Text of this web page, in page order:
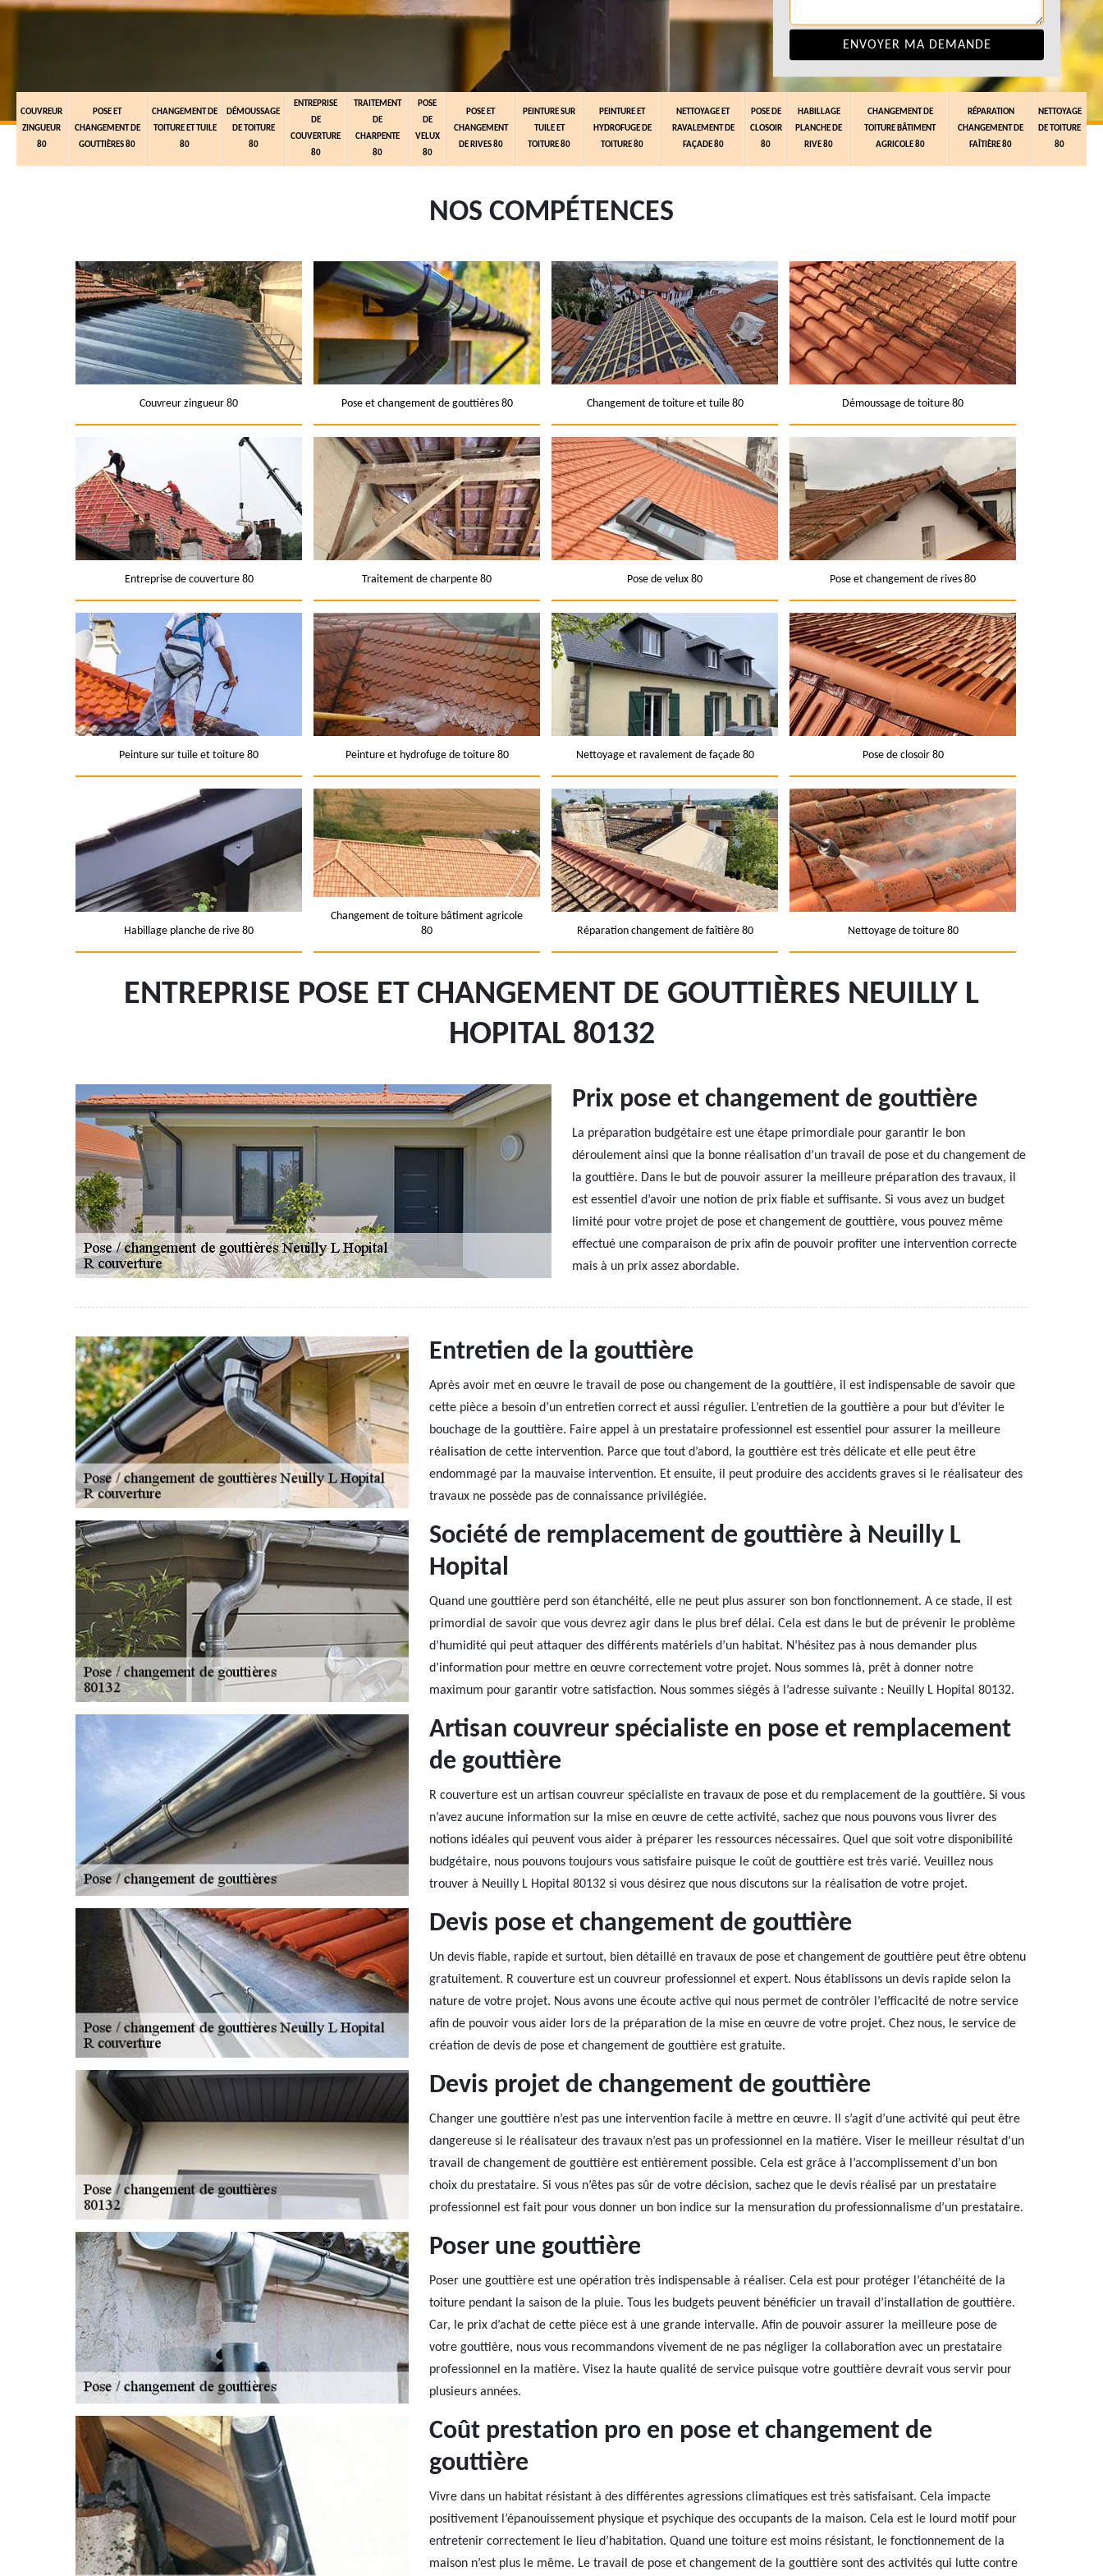
COUVREUR
ZINGUEUR
80
POSE ET
CHANGEMENT DE
GOUTTIÈRES 80
CHANGEMENT DE
TOITURE ET TUILE
80
DÉMOUSSAGE
DE TOITURE
80
ENTREPRISE
DE
COUVERTURE
80
TRAITEMENT
DE
CHARPENTE
80
POSE
DE
VELUX
80
POSE ET
CHANGEMENT
DE RIVES 80
PEINTURE SUR
TUILE ET
TOITURE 80
PEINTURE ET
HYDROFUGE DE
TOITURE 80
NETTOYAGE ET
RAVALEMENT DE
FAÇADE 80
POSE DE
CLOSOIR
80
HABILLAGE
PLANCHE DE
RIVE 80
CHANGEMENT DE
TOITURE BÂTIMENT
AGRICOLE 80
RÉPARATION
CHANGEMENT DE
FAÎTIÈRE 80
NETTOYAGE
DE TOITURE
80
NOS COMPÉTENCES
Couvreur zingueur 80 Pose et changement de gouttières 80 Changement de toiture et tuile 80 Démoussage de toiture 80
Entreprise de couverture 80 Traitement de charpente 80 Pose de velux 80 Pose et changement de rives 80
Peinture sur tuile et toiture 80 Peinture et hydrofuge de toiture 80 Nettoyage et ravalement de façade 80 Pose de closoir 80
Habillage planche de rive 80
Changement de toiture bâtiment agricole
80
Réparation changement de faîtière 80 Nettoyage de toiture 80
ENTREPRISE POSE ET CHANGEMENT DE GOUTTIÈRES NEUILLY L
HOPITAL 80132
Prix pose et changement de gouttière
La préparation budgétaire est une étape primordiale pour garantir le bon
déroulement ainsi que la bonne réalisation d’un travail de pose et du changement de
la gouttière. Dans le but de pouvoir assurer la meilleure préparation des travaux, il
est essentiel d’avoir une notion de prix fiable et suffisante. Si vous avez un budget
limité pour votre projet de pose et changement de gouttière, vous pouvez même
effectué une comparaison de prix afin de pouvoir profiter une intervention correcte
mais à un prix assez abordable.
Entretien de la gouttière
Après avoir met en œuvre le travail de pose ou changement de la gouttière, il est indispensable de savoir que
cette pièce a besoin d’un entretien correct et aussi régulier. L’entretien de la gouttière a pour but d’éviter le
bouchage de la gouttière. Faire appel à un prestataire professionnel est essentiel pour assurer la meilleure
réalisation de cette intervention. Parce que tout d’abord, la gouttière est très délicate et elle peut être
endommagé par la mauvaise intervention. Et ensuite, il peut produire des accidents graves si le réalisateur des
travaux ne possède pas de connaissance privilégiée.
Société de remplacement de gouttière à Neuilly L
Hopital
Quand une gouttière perd son étanchéité, elle ne peut plus assurer son bon fonctionnement. A ce stade, il est
primordial de savoir que vous devrez agir dans le plus bref délai. Cela est dans le but de prévenir le problème
d’humidité qui peut attaquer des différents matériels d’un habitat. N’hésitez pas à nous demander plus
d’information pour mettre en œuvre correctement votre projet. Nous sommes là, prêt à donner notre
maximum pour garantir votre satisfaction. Nous sommes siégés à l’adresse suivante : Neuilly L Hopital 80132.
Artisan couvreur spécialiste en pose et remplacement
de gouttière
R couverture est un artisan couvreur spécialiste en travaux de pose et du remplacement de la gouttière. Si vous
n’avez aucune information sur la mise en œuvre de cette activité, sachez que nous pouvons vous livrer des
notions idéales qui peuvent vous aider à préparer les ressources nécessaires. Quel que soit votre disponibilité
budgétaire, nous pouvons toujours vous satisfaire puisque le coût de gouttière est très varié. Veuillez nous
trouver à Neuilly L Hopital 80132 si vous désirez que nous discutons sur la réalisation de votre projet.
Devis pose et changement de gouttière
Un devis fiable, rapide et surtout, bien détaillé en travaux de pose et changement de gouttière peut être obtenu
gratuitement. R couverture est un couvreur professionnel et expert. Nous établissons un devis rapide selon la
nature de votre projet. Nous avons une écoute active qui nous permet de contrôler l’efficacité de notre service
afin de pouvoir vous aider lors de la préparation de la mise en œuvre de votre projet. Chez nous, le service de
création de devis de pose et changement de gouttière est gratuite.
Devis projet de changement de gouttière
Changer une gouttière n’est pas une intervention facile à mettre en œuvre. Il s’agit d’une activité qui peut être
dangereuse si le réalisateur des travaux n’est pas un professionnel en la matière. Viser le meilleur résultat d’un
travail de changement de gouttière est entièrement possible. Cela est grâce à l’accomplissement d’un bon
choix du prestataire. Si vous n’êtes pas sûr de votre décision, sachez que le devis réalisé par un prestataire
professionnel est fait pour vous donner un bon indice sur la mensuration du professionnalisme d’un prestataire.
Poser une gouttière
Poser une gouttière est une opération très indispensable à réaliser. Cela est pour protéger l’étanchéité de la
toiture pendant la saison de la pluie. Tous les budgets peuvent bénéficier un travail d’installation de gouttière.
Car, le prix d’achat de cette pièce est à une grande intervalle. Afin de pouvoir assurer la meilleure pose de
votre gouttière, nous vous recommandons vivement de ne pas négliger la collaboration avec un prestataire
professionnel en la matière. Visez la haute qualité de service puisque votre gouttière devrait vous servir pour
plusieurs années.
Coût prestation pro en pose et changement de
gouttière
Vivre dans un habitat résistant à des différentes agressions climatiques est très satisfaisant. Cela impacte
positivement l’épanouissement physique et psychique des occupants de la maison. Cela est le lourd motif pour
entretenir correctement le lieu d’habitation. Quand une toiture est moins résistant, le fonctionnement de la
maison n’est plus le même. Le travail de pose et changement de la gouttière sont des activités qui lutte contre